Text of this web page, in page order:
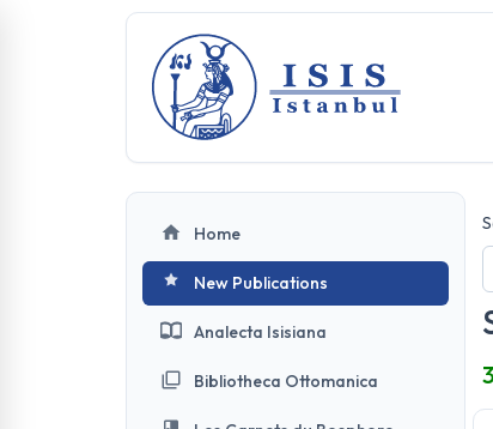
Home
New Publications
Analecta Isisiana
Bibliotheca Ottomanica